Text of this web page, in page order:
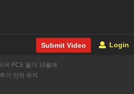
Submit Video Login
국 PCE 물가 10월에
가 인하 유지